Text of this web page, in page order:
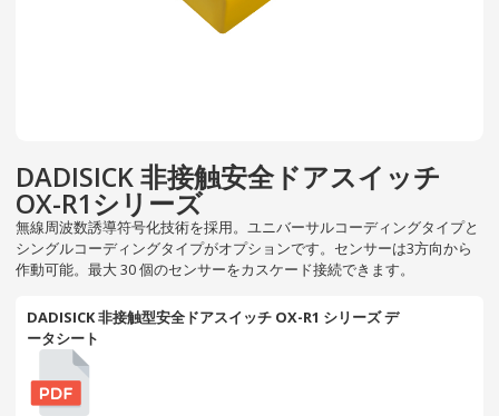
DADISICK 非接触安全ドアスイッチ
OX-R1シリーズ
無線周波数誘導符号化技術を採用。 ユニバーサルコーディングタイプと
シングルコーディングタイプがオプションです。 センサーは3方向から
作動可能。最大 30 個のセンサーをカスケード接続できます。
DADISICK 非接触型安全ドアスイッチ OX-R1 シリーズ デ
ータシート